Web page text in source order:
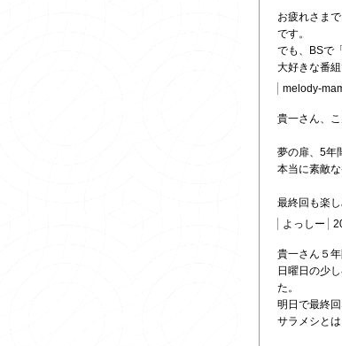
お疲れさま
です。
でも、BSで
大好きな番
melody-
貴一さん、こ
夢の扉、5年
本当に素敵
最終回も楽
よっしー
貴一さん５年
日曜日の少
た。
明日で最終回
サラメシと